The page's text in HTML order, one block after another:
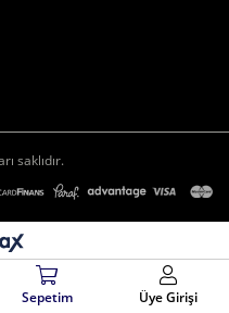
saklıdır.
Sepetim Üye Girişi